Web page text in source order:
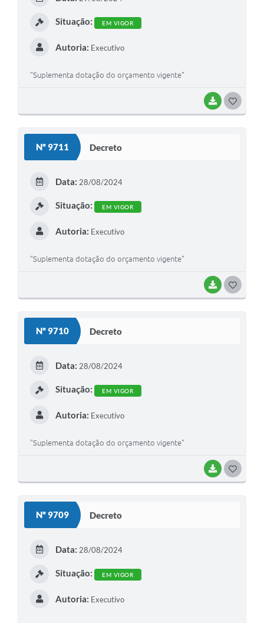
BAIXAR
Situação: EM VIGOR
Autoria: Executivo
"Suplementa dotação do orçamento vigente"
Nº 9711 Decreto
BAIXAR
Data: 28/08/2024
Situação: EM VIGOR
Autoria: Executivo
"Suplementa dotação do orçamento vigente"
Nº 9710 Decreto
BAIXAR
Data: 28/08/2024
Situação: EM VIGOR
Autoria: Executivo
"Suplementa dotação do orçamento vigente"
Nº 9709 Decreto
Data: 28/08/2024
Situação: EM VIGOR
Autoria: Executivo